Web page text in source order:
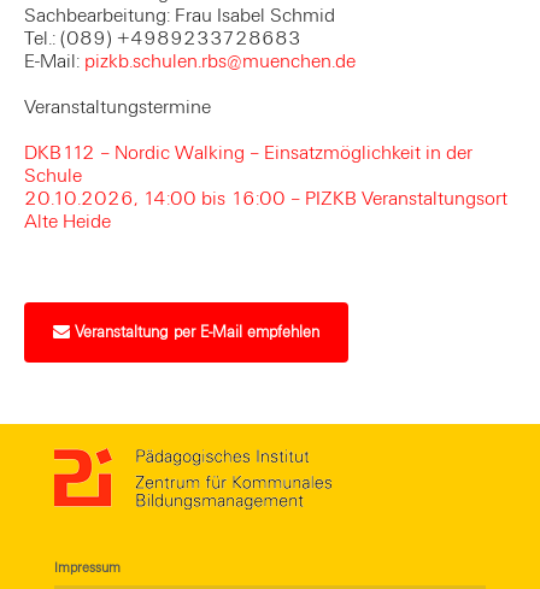
Sachbearbeitung: Frau Isabel Schmid
Tel.: (089) +4989233728683
E-Mail: pizkb.schulen.rbs@muenchen.de
Veranstaltungstermine
DKB112 – Nordic Walking – Einsatzmöglichkeit in der
Schule
20.10.2026, 14:00 bis 16:00 – PIZKB Veranstaltungsort
Alte Heide
Veranstaltung per E-Mail empfehlen
Impressum